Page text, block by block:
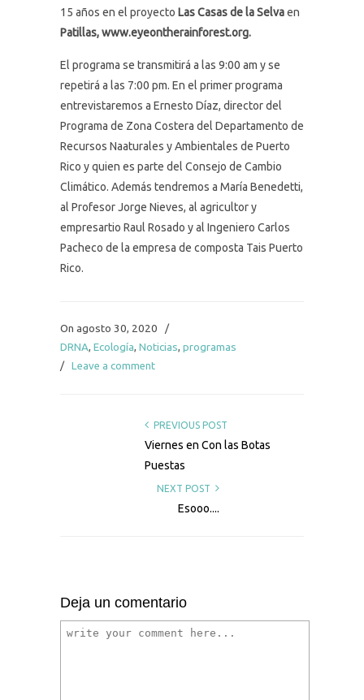
15 años en el proyecto Las Casas de la Selvaen
Patillas, www.eyeontherainforest.org.
El programa se transmitirá a las 9:00 am y se
repetirá a las 7:00 pm. En el primer programa
entrevistaremos a Ernesto Díaz, director del
Programa de Zona Costera del Departamento de
Recursos Naaturales y Ambientales de Puerto
Rico y quien es parte del Consejo de Cambio
Climático. Además tendremos a María Benedetti,
al Profesor Jorge Nieves, al agricultor y
empresartio Raul Rosado y al Ingeniero Carlos
Pacheco de la empresa de composta Tais Puerto
Rico.
On agosto 30, 2020
/
DRNA, Ecología, Noticias, programas
/ Leave a comment
PREVIOUS POST
Viernes en Con las Botas
Puestas
NEXT POST
Esooo....
Deja un comentario